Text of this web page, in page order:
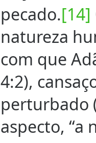
pecado.[14]
natureza
com que
4:2),
perturbado
aspecto, “a